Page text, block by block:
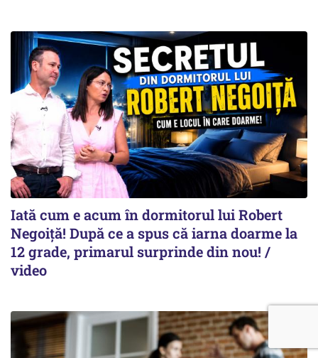
Iată cum e acum în dormitorul lui Robert
Negoiță! După ce a spus că iarna doarme la
12 grade, primarul surprinde din nou! /
video